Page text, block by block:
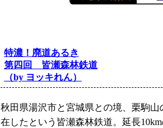
特濃！廃道あるき
第四回 皆瀬森林鉄道
（by ヨッキれん）
秋田県湯沢市と宮城県との境、栗駒山
在したという皆瀬森林鉄道。延長